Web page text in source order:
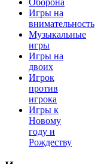
Оборона
Игры на
внимательность
Музыкальные
игры
Игры на
двоих
Игрок
против
игрока
Игры к
Новому
году и
Рождеству